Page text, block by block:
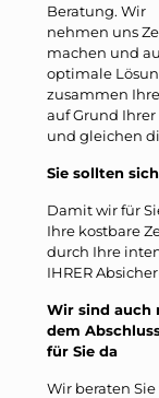
Beratung. Wir
nehmen uns
machen und
optimale
zusammen
auf Grund
und gleichen
Sie sollten
Damit wir für
Ihre kostbare
durch Ihre
IHRER
Wir sind auch
dem
für Sie da
Wir beraten